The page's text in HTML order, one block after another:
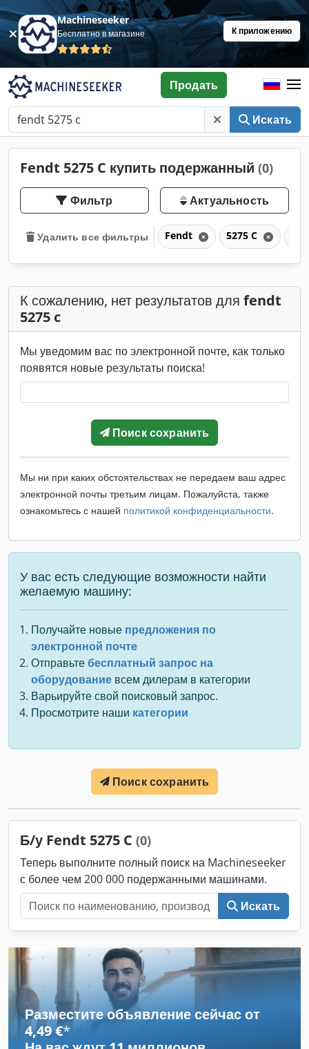
Machineseeker
Бесплатно в магазине К приложению
Искать
Продать
Fendt 5275 C купить подержанный (0)
Фильтр Актуальность
Удалить все фильтры Fendt 5275 C
К сожалению, нет результатов для fendt
5275 c
Мы уведомим вас по электронной почте, как только
появятся новые результаты поиска!
Поиск сохранить
Мы ни при каких обстоятельствах не передаем ваш адрес
электронной почты третьим лицам. Пожалуйста, также
ознакомьтесь с нашей политикой конфиденциальности.
У вас есть следующие возможности найти
желаемую машину:
Получайте новые предложения по
электронной почте
Отправьтебесплатный запрос на
оборудование всем дилерам в категории
Варьируйте свой поисковый запрос.
Просмотрите наши категории
Поиск сохранить
Б/у Fendt 5275 C (0)
Теперь выполните полный поиск на Machineseeker
с более чем 200 000 подержанными машинами.
Искать
Разместите объявление сейчас от
4,49 €*